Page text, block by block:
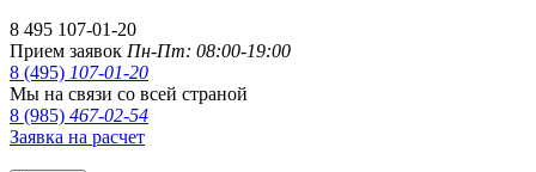
8 495 107-01-20
Прием заявок Пн-Пт: 08:00-19:00
8 (495) 107-01-20
Мы на связи со всей страной
8 (985) 467-02-54
Заявка на расчет